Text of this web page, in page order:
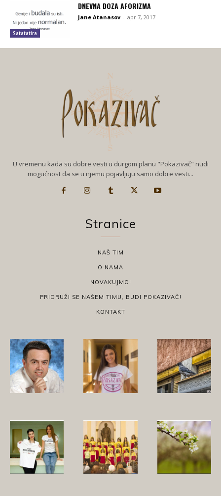
Satatatira
DNEVNA DOZA AFORIZMA
Jane Atanasov - apr 7, 2017
U vremenu kada su dobre vesti u durgom planu "Pokazivač" nudi
mogućnost da se u njemu pojavljuju samo dobre vesti...
Stranice
NAŠ TIM
O NAMA
NOVAKUJMO!
PRIDRUŽI SE NAŠEM TIMU, BUDI POKAZIVAČ!
KONTAKT